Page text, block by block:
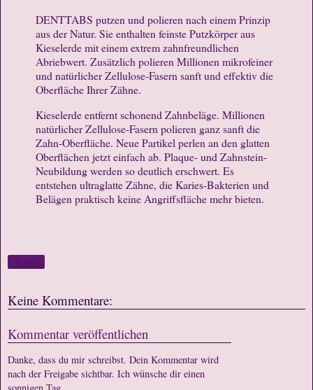
DENTTABS putzen und polieren nach einem Prinzip
aus der Natur. Sie enthalten feinste Putzkörper aus
Kieselerde mit einem extrem zahnfreundlichen
Abriebwert. Zusätzlich polieren Millionen mikrofeiner
und natürlicher Zellulose-Fasern sanft und effektiv die
Oberfläche Ihrer Zähne.
Kieselerde entfernt schonend Zahnbeläge. Millionen
natürlicher Zellulose-Fasern polieren ganz sanft die
Zahn-Oberfläche. Neue Partikel perlen an den glatten
Oberflächen jetzt einfach ab. Plaque- und Zahnstein-
Neubildung werden so deutlich erschwert. Es
entstehen ultraglatte Zähne, die Karies-Bakterien und
Belägen praktisch keine Angriffsfläche mehr bieten.
Keine Kommentare:
Kommentar veröffentlichen
Danke, dass du mir schreibst. Dein Kommentar wird
nach der Freigabe sichtbar. Ich wünsche dir einen